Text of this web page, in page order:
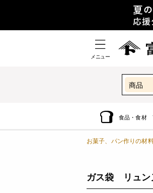
メニュー
商品
食品・食材
お菓子、パン作りの材
ガス袋 リュ